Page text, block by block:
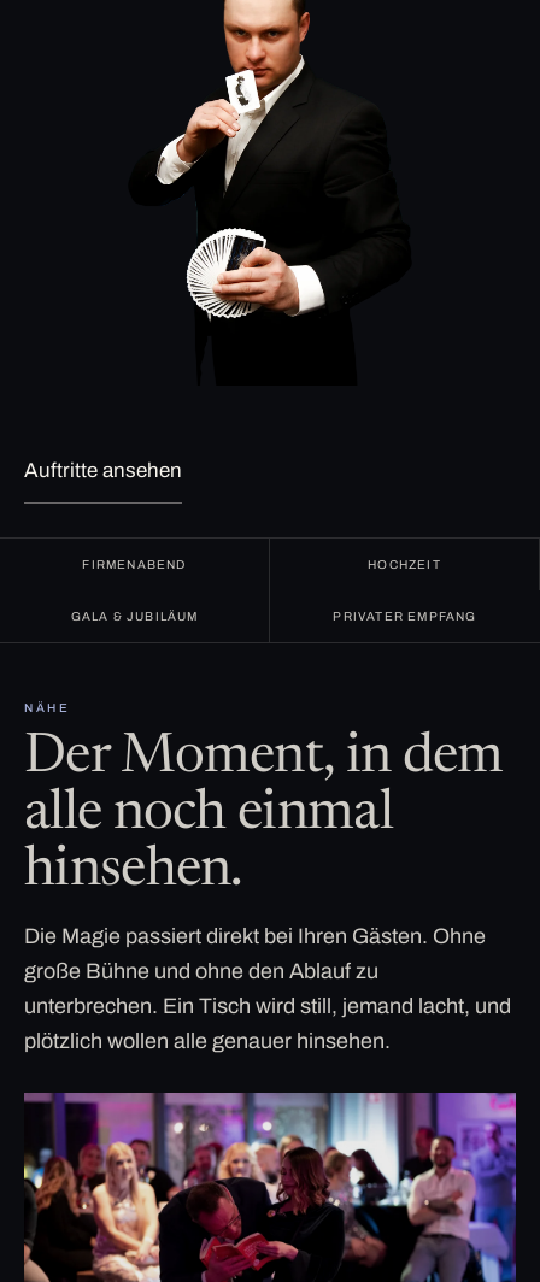
Auftritte ansehen
FIRMENABEND HOCHZEIT
GALA & JUBILÄUM PRIVATER EMPFANG
NÄHE
Der Moment, in dem
alle noch einmal
hinsehen.
Die Magie passiert direkt bei Ihren Gästen. Ohne
große Bühne und ohne den Ablauf zu
unterbrechen. Ein Tisch wird still, jemand lacht, und
plötzlich wollen alle genauer hinsehen.